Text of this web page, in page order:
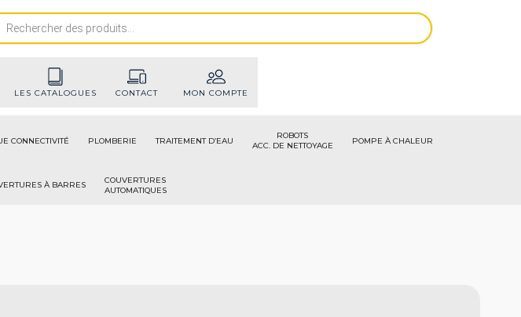
LES CATALOGUES CONTACT MON COMPTE
CONNECTIVITÉ PLOMBERIE TRAITEMENT D’EAU
ROBOTS
ACC. DE NETTOYAGE
POMPE À CHALEUR
À BARRES
COUVERTURES
AUTOMATIQUES